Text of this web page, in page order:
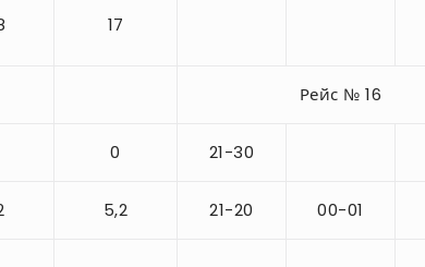
17
Рейс № 16
0 21-30
5,2 21-20 00-01